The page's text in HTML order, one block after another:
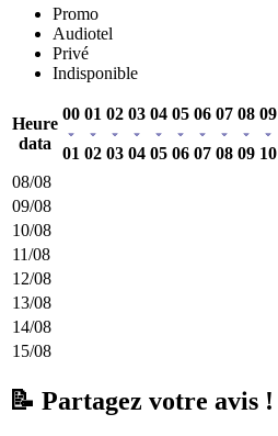
Promo
Audiotel
Privé
Indisponible
Heure
data
00
01
01
02
02
03
03
04
04
05
05
06
06
07
07
08
08
09
09
10
08/08
09/08
10/08
11/08
12/08
13/08
14/08
15/08
📝 Partagez votre avis !